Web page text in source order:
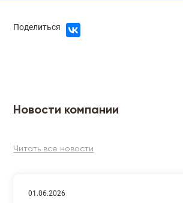
Поделиться
Новости компании
Читать все новости
01.06.2026